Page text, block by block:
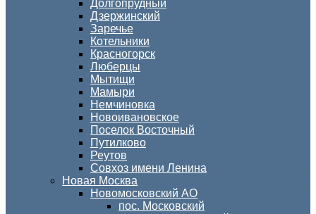
Долгопрудный
Дзержинский
Заречье
Котельники
Красногорск
Люберцы
Мытищи
Мамыри
Немчиновка
Новоивановское
Поселок Восточный
Путилково
Реутов
Совхоз имени Ленина
Новая Москва
Новомосковский АО
пос. Московский